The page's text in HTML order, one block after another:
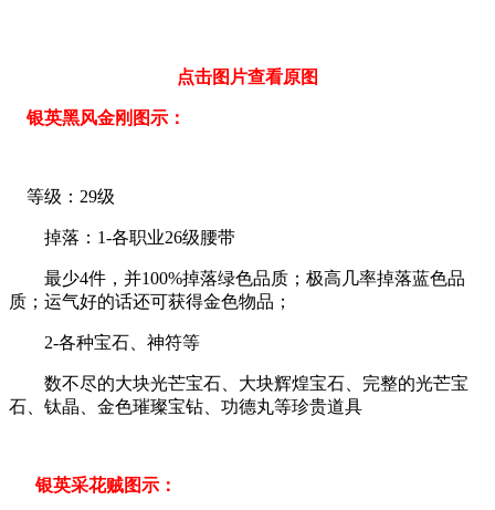
点击图片查看原图
银英黑风金刚图示：
等级：29级
掉落：1-各职业26级腰带
最少4件，并100%掉落绿色品质；极高几率掉落蓝色品
质；运气好的话还可获得金色物品；
2-各种宝石、神符等
数不尽的大块光芒宝石、大块辉煌宝石、完整的光芒宝
石、钛晶、金色璀璨宝钻、功德丸等珍贵道具
银英采花贼图示：